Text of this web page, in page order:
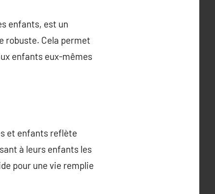
enfants, est un
robuste. Cela permet
enfants eux-mêmes
et enfants reflète
à leurs enfants les
pour une vie remplie